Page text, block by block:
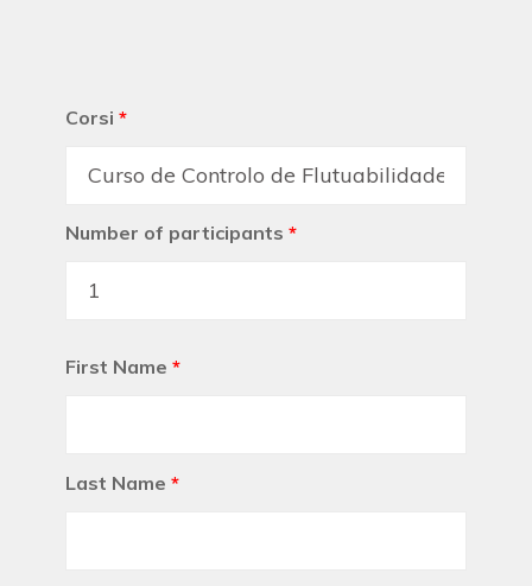
Corsi *
Number of participants *
First Name *
Last Name *